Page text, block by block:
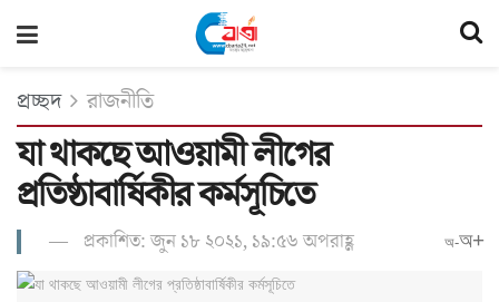
প্রচ্ছদ রাজনীতি
যা থাকছে আওয়ামী লীগের
প্রতিষ্ঠাবার্ষিকীর কর্মসূচিতে
প্রকাশিত: জুন ১৮ ২০২১, ১৯:৫৬ অপরাহ্ণ অ-অ+